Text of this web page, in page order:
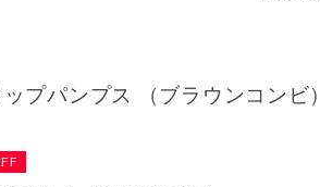
プパンプス （ブラウンコンビ）